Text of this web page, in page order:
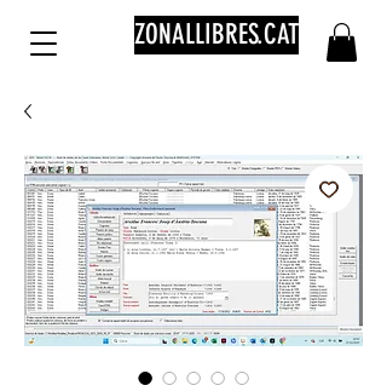
ZONALLIBRES.CAT